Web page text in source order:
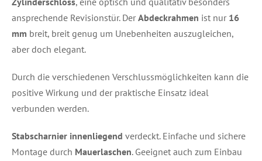
ansprechende Revisionstür. Der Abdeckrahmen ist nur 16
mm breit, breit genug um Unebenheiten auszugleichen,
aber doch elegant.
Durch die verschiedenen Verschlussmöglichkeiten kann die
positive Wirkung und der praktische Einsatz ideal
verbunden werden.
Stabscharnier innenliegend verdeckt. Einfache und sichere
Montage durch Mauerlaschen. Geeignet auch zum Einbau